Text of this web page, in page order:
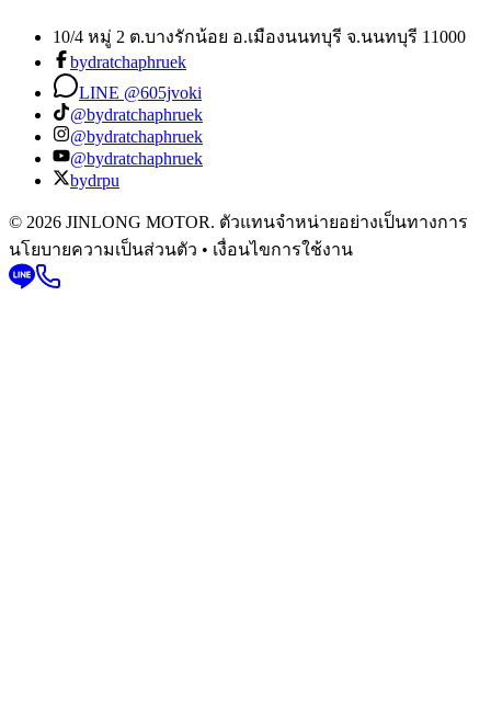
10/4 หมู่ 2 ต.บางรักน้อย อ.เมืองนนทบุรี จ.นนทบุรี 11000
bydratchaphruek
LINE @605jvoki
@bydratchaphruek
@bydratchaphruek
@bydratchaphruek
bydrpu
© 2026 JINLONG MOTOR. ตัวแทนจำหน่ายอย่างเป็นทางการ
นโยบายความเป็นส่วนตัว • เงื่อนไขการใช้งาน